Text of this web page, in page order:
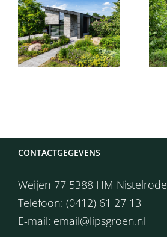
Groene
vogeltuin
CONTACTGEGEVENS
Weijen 77 5388 HM Nistelrode
Telefoon: (0412) 61 27 13
E-mail: email@lipsgroen.nl